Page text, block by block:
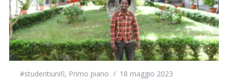
#studentiunifi, Primo piano 18 maggio 2023